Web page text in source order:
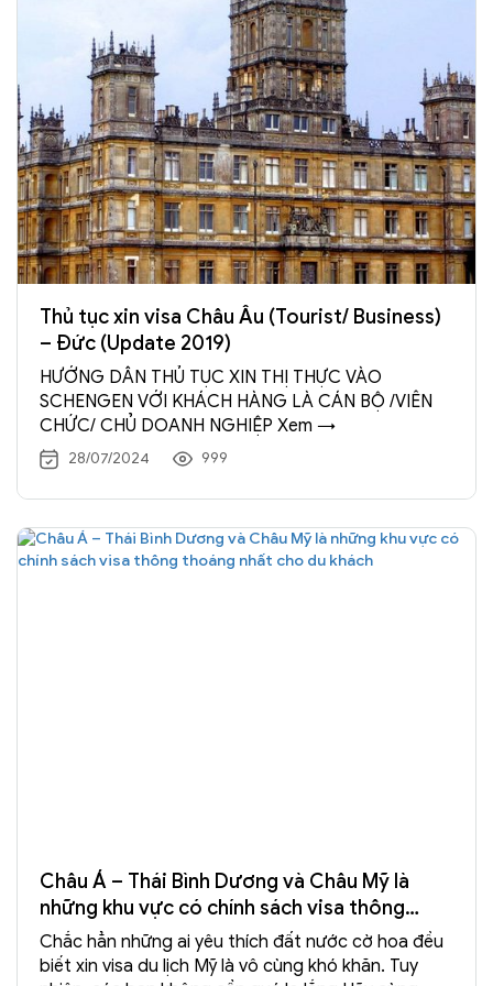
Thủ tục xin visa Châu Âu (Tourist/ Business)
– Đức (Update 2019)
HƯỚNG DẪN THỦ TỤC XIN THỊ THỰC VÀO
SCHENGEN VỚI KHÁCH HÀNG LÀ CÁN BỘ /VIÊN
CHỨC/ CHỦ DOANH NGHIỆP Xem →
28/07/2024 999
Châu Á – Thái Bình Dương và Châu Mỹ là
những khu vực có chính sách visa thông
thoáng nhất cho du khách
Chắc hẳn những ai yêu thích đất nước cờ hoa đều
biết xin visa du lịch Mỹ là vô cùng khó khăn. Tuy